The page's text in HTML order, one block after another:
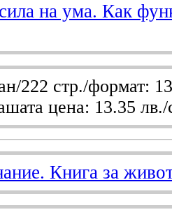
на ума. Как
222 стр./формат:
цена: 13.35 лв./
Книга за